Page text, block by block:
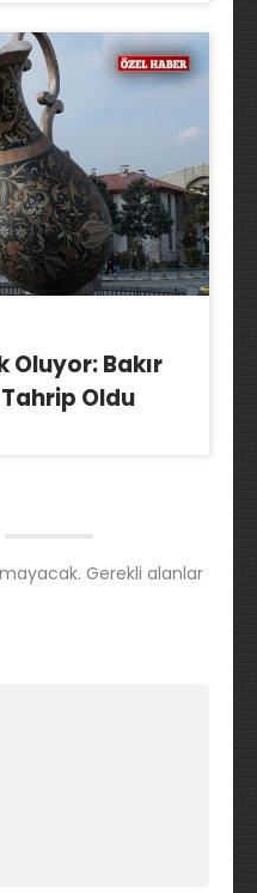
Oluyor: Bakır
Oldu
Gerekli alanlar